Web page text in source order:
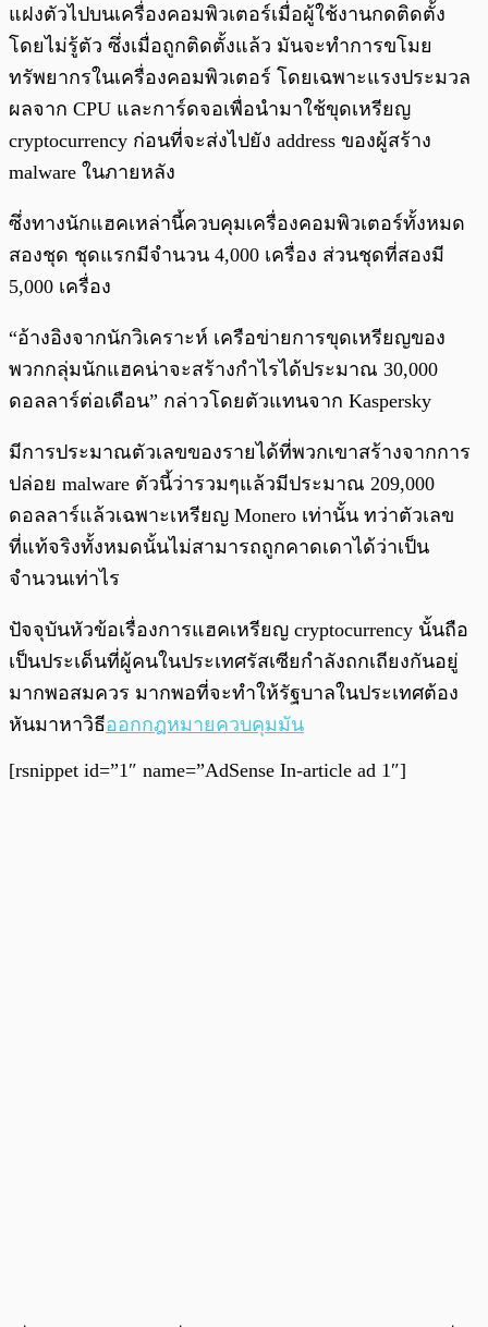
แฝงตัวไปบนเครื่องคอมพิวเตอร์เมื่อผู้ใช้งานกดติดตั้ง
โดยไม่รู้ตัว ซึ่งเมื่อถูกติดตั้งแล้ว มันจะทำการขโมย
ทรัพยากรในเครื่องคอมพิวเตอร์ โดยเฉพาะแรงประมวล
ผลจาก CPU และการ์ดจอเพื่อนำมาใช้ขุดเหรียญ
cryptocurrency ก่อนที่จะส่งไปยัง address ของผู้สร้าง
malware ในภายหลัง
ซึ่งทางนักแฮคเหล่านี้ควบคุมเครื่องคอมพิวเตอร์ทั้งหมด
สองชุด ชุดแรกมีจำนวน 4,000 เครื่อง ส่วนชุดที่สองมี
5,000 เครื่อง
“อ้างอิงจากนักวิเคราะห์ เครือข่ายการขุดเหรียญของ
พวกกลุ่มนักแฮคน่าจะสร้างกำไรได้ประมาณ 30,000
ดอลลาร์ต่อเดือน” กล่าวโดยตัวแทนจาก Kaspersky
มีการประมาณตัวเลขของรายได้ที่พวกเขาสร้างจากการ
ปล่อย malware ตัวนี้ว่ารวมๆแล้วมีประมาณ 209,000
ดอลลาร์แล้วเฉพาะเหรียญ Monero เท่านั้น ทว่าตัวเลข
ที่แท้จริงทั้งหมดนั้นไม่สามารถถูกคาดเดาได้ว่าเป็น
จำนวนเท่าไร
ปัจจุบันหัวข้อเรื่องการแฮคเหรียญ cryptocurrency นั้นถือ
เป็นประเด็นที่ผู้คนในประเทศรัสเซียกำลังถกเถียงกันอยู่
มากพอสมควร มากพอที่จะทำให้รัฐบาลในประเทศต้อง
หันมาหาวิธีออกกฎหมายควบคุมมัน
[rsnippet id=”1″ name=”AdSense In-article ad 1″]